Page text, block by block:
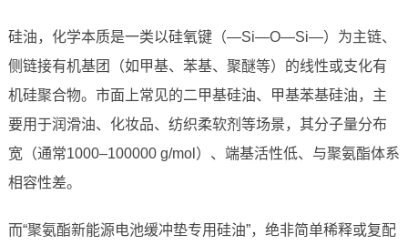
硅油，化学本质是一类以硅氧键（—Si—O—Si—）为主链、
侧链接有机基团（如甲基、苯基、聚醚等）的线性或支化有
机硅聚合物。市面上常见的二甲基硅油、甲基苯基硅油，主
要用于润滑油、化妆品、纺织柔软剂等场景，其分子量分布
宽（通常1000–100000 g/mol）、端基活性低、与聚氨酯体系
相容性差。
而“聚氨酯新能源电池缓冲垫专用硅油”，绝非简单稀释或复配